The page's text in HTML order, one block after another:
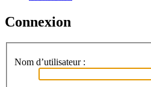
Connexion
Nom d’utilisateur :